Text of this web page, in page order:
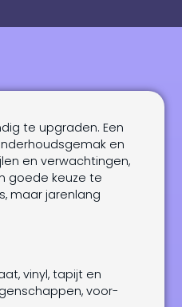
te upgraden. Een
en
en verwachtingen,
goede keuze te
maar jarenlang
vinyl, tapijt en
voor-